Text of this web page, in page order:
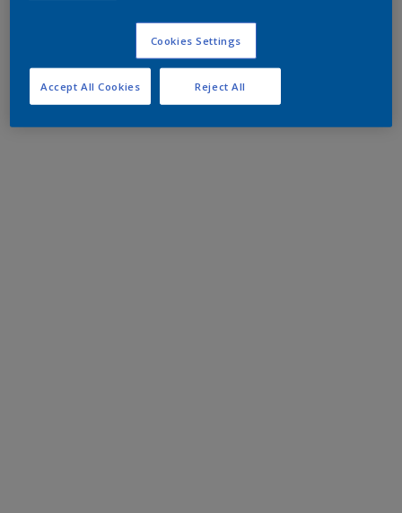
Cookies Settings
Reject All
Accept All Cookies